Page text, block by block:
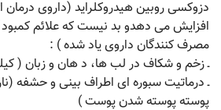
افزایش می دهدو بد نیست که علائم کمبود
مصرف کنندگان داروی یاد شده ) :
ـ زخم و شکاف در لب ها، د هان و زبان (
ـ درماتیت سبوره ای اطراف بینی و حشفه
پوسته پوسته شدن پوست )